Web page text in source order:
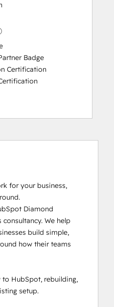
Badge
Certification
I: Data Models and
II
for Partners
Software
Partner
for your business,
Diamond
consultancy. We help
build simple,
how their teams
to HubSpot, rebuilding,
setup.